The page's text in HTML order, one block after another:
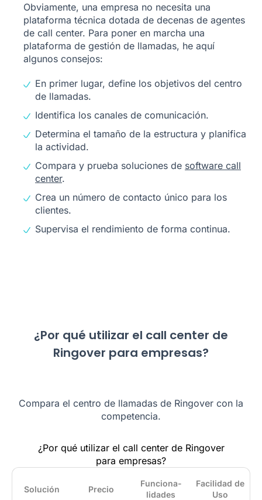
Obviamente, una empresa no necesita una
plataforma técnica dotada de decenas de agentes
de call center. Para poner en marcha una
plataforma de gestión de llamadas, he aquí
algunos consejos:
En primer lugar, define los objetivos del centro
de llamadas.
Identifica los canales de comunicación.
Determina el tamaño de la estructura y planifica
la actividad.
Compara y prueba soluciones de software call
center.
Crea un número de contacto único para los
clientes.
Supervisa el rendimiento de forma continua.
¿Por qué utilizar el call center de
Ringover para empresas?
Compara el centro de llamadas de Ringover con la
competencia.
¿Por qué utilizar el call center de Ringover
para empresas?
Solución Precio
Funciona­
lidades
Facilidad de
Uso